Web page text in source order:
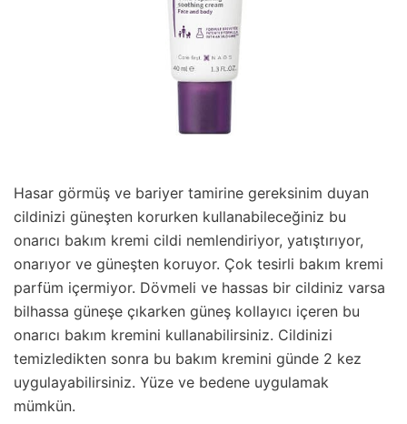
Hasar görmüş ve bariyer tamirine gereksinim duyan
cildinizi güneşten korurken kullanabileceğiniz bu
onarıcı bakım kremi cildi nemlendiriyor, yatıştırıyor,
onarıyor ve güneşten koruyor. Çok tesirli bakım kremi
parfüm içermiyor. Dövmeli ve hassas bir cildiniz varsa
bilhassa güneşe çıkarken güneş kollayıcı içeren bu
onarıcı bakım kremini kullanabilirsiniz. Cildinizi
temizledikten sonra bu bakım kremini günde 2 kez
uygulayabilirsiniz. Yüze ve bedene uygulamak
mümkün.